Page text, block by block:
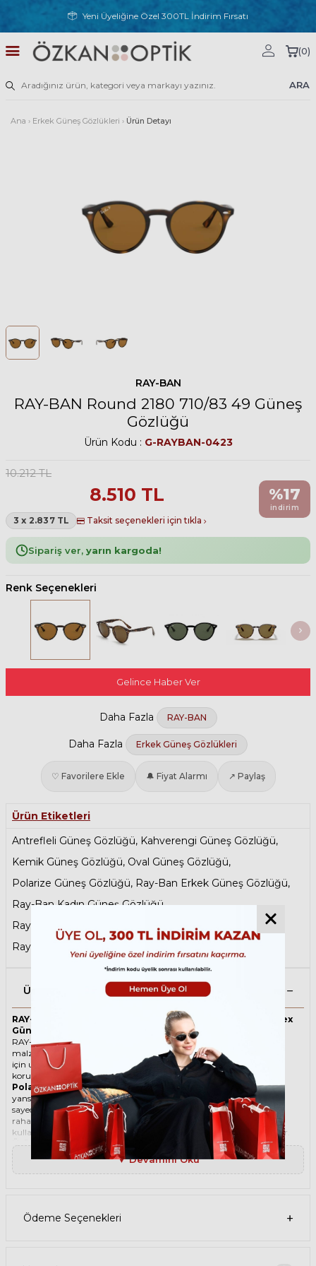
Yeni Üyeliğine Özel 300TL İndirim Fırsatı
ARA
(0)
Ana › Erkek Güneş Gözlükleri › Ürün Detayı
RAY-BAN
RAY-BAN Round 2180 710/83 49 Güneş
Gözlüğü
Ürün Kodu : G-RAYBAN-0423
10.212TL
8.510 TL
3 x 2.837 TL Taksit seçenekleri için tıkla
%17
indirim
Sipariş ver, yarın kargoda!
Renk Seçenekleri
Gelince Haber Ver
Daha Fazla RAY-BAN
Daha Fazla Erkek Güneş Gözlükleri
♡ Favorilere Ekle 🔔 Fiyat Alarmı ↗ Paylaş
Ürün Etiketleri
Antrefleli Güneş Gözlüğü, Kahverengi Güneş Gözlüğü,
Kemik Güneş Gözlüğü, Oval Güneş Gözlüğü,
Polarize Güneş Gözlüğü, Ray-Ban Erkek Güneş Gözlüğü,
Ray-Ban Kadın Güneş Gözlüğü,
Ray-Ban Polarize Güneş Gözlükleri,
Ray-Ban Round Güneş Gözlükleri
Ürün Açıklaması
RAY-BAN Round 2180 710/83 49 Polarize Kahverengi Unisex
Güneş Gözlüğü
RAY-BAN ikonik Oval Asetat güneş gözlüğü, tarzı ve kaliteli
malzemesi ile göz alıcı bir aksesuar. Hem erkekler hem de kadınlar
için uygun olan bu güneş gözlüğü, güneşin zararlı ışınlarından
korunmanızı sağlarken, stilinizi de yansıtır.
Polarize güneş gözlüğü
, güneş ışınlarının yatay yüzeylerden
yansımasını engelleyen özel bir filtre içeren bir gözlük türüdür. Bu
sayede, gözlerinizin parlama, yansıma, kamaşma gibi
rahatsızlıklardan korunmasını sağlar. Polarize güneş gözlüğü
kullanmak, hem görüş kalitenizi artırır hem de göz sağlığınızı korur.
Ürün Faydaları
• RAY-BAN Round 2180 710/83 49 Polarize Kahverengi Unisex güneş
gözlüğü, yüksek kaliteli Asetat çerçeveye ve Organik lense sahiptir.
Bu malzemeler, güneş gözlüğünüzün uzun ömürlü, dayanıklı ve
gözlüğü, %100 UV koruması sunar. Bu sayede, gözlerinizi güneşin
zararlı ışınlarından korur ve göz sağlığınızı korur. Yeşil cam rengi,
▼ Devamını Oku
Ödeme Seçenekleri